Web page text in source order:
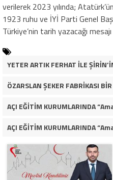
verilerek 2023 yılında;
1923 ruhu ve İYİ Parti Genel
Türkiye’nin tarih yazacağı
ÖZARSLAN ŞEKER FABRİKASI